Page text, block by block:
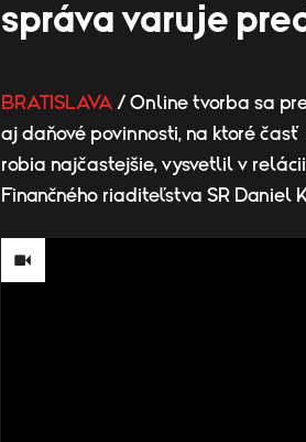
správa varuje
BRATISLAVA / Online tvorba sa
aj daňové povinnosti, na ktoré
robia najčastejšie, vysvetlil v
Finančného riaditeľstva SR Daniel